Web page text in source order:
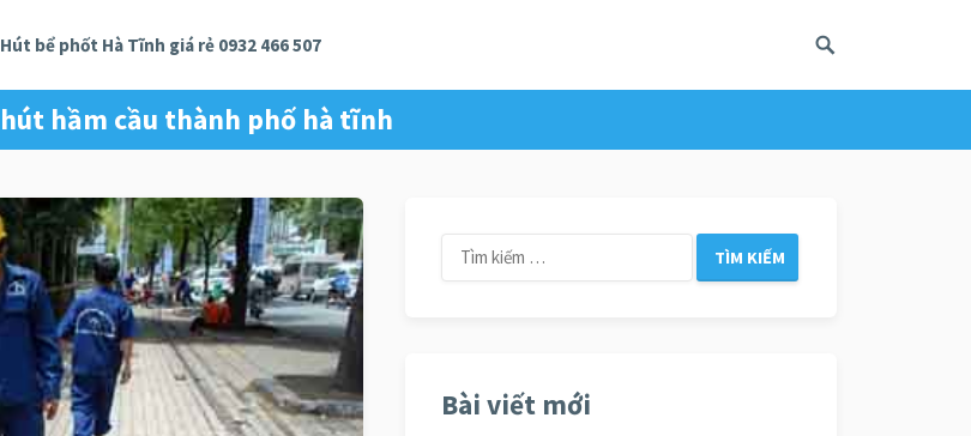
Hút bể phốt Hà Tĩnh giá rẻ 0932 466 507
hút hầm cầu thành phố hà tĩnh
Tìm
kiếm
Bài viết mới